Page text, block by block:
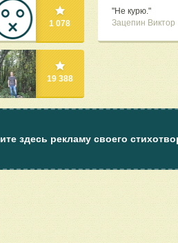
1 078
19 388
"Не курю."
Зацепин Виктор
здесь рекламу своего